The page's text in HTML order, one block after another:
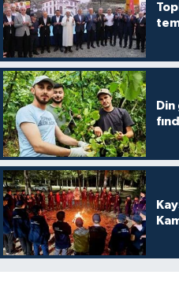
Niğde Müftülüğü
Ordu Müftülüğü
Osmaniye Müftülüğü
Rize Müftülüğü
Sakarya Müftülüğü
Samsun Müftülüğü